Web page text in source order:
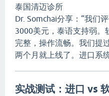
泰国清迈诊所
Dr. Somchai分享：“我们
3000美元，泰语支持弱。
完整，操作流畅。我们提
两个月就上线了。进口系
实战测试：进口 vs